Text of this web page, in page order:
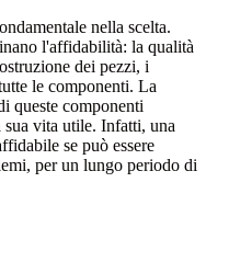
nella scelta.
l'affidabilità: la qualità
dei pezzi, i
le componenti. La
queste componenti
sua vita utile. Infatti, una
se può essere
per un lungo periodo di